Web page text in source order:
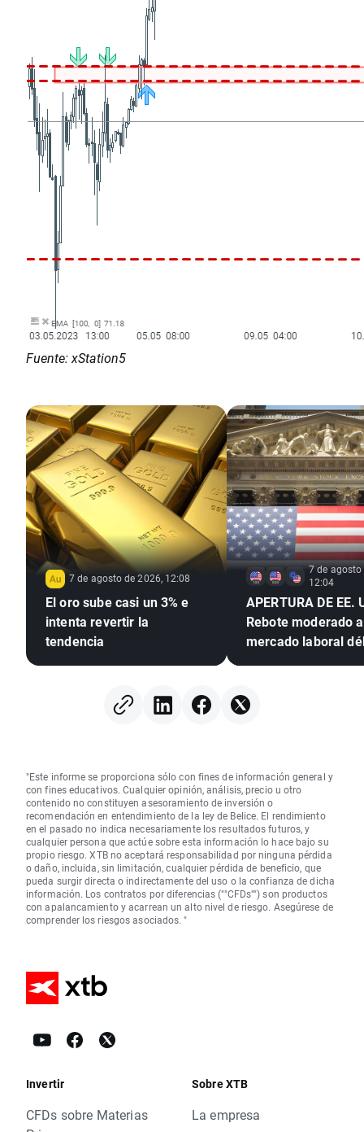
Fuente: xStation5
7 de agosto de 2026, 12:08
El oro sube casi un 3% e
intenta revertir la
tendencia
7 de agosto
12:04
APERTURA DE EE.
Rebote moderado
mercado laboral
"Este informe se proporciona sólo con fines de información general y
con fines educativos. Cualquier opinión, análisis, precio u otro
contenido no constituyen asesoramiento de inversión o
recomendación en entendimiento de la ley de Belice. El rendimiento
en el pasado no indica necesariamente los resultados futuros, y
cualquier persona que actúe sobre esta información lo hace bajo su
propio riesgo. XTB no aceptará responsabilidad por ninguna pérdida
o daño, incluida, sin limitación, cualquier pérdida de beneficio, que
pueda surgir directa o indirectamente del uso o la confianza de dicha
información. Los contratos por diferencias (""CFDs"") son productos
con apalancamiento y acarrean un alto nivel de riesgo. Asegúrese de
comprender los riesgos asociados. "
Invertir
CFDs sobre Materias
Sobre XTB
La empresa